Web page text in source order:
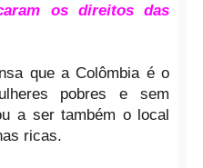
os direitos das
que a Colômbia é o
pobres e sem
a ser também o local
ricas.